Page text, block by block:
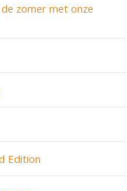
zomer met onze
Edition